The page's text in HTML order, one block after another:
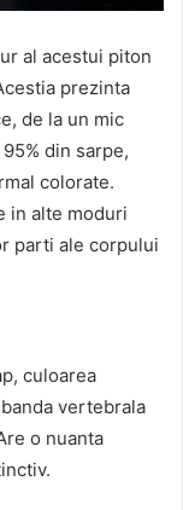
al acestui piton
prezinta
de la un mic
din sarpe,
colorate.
in alte moduri
parti ale corpului
culoarea
vertebrala
o nuanta